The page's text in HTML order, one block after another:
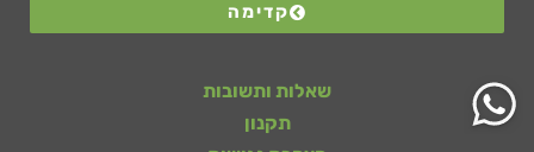
קדימה
שאלות ותשובות
תקנון